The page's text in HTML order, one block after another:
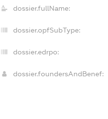
dossier.fullName:
dossier.opfSubType:
dossier.edrpo:
dossier.foundersAndBenef: